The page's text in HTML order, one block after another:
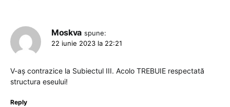
Moskva spune:
22 iunie 2023 la 22:21
V-aș contrazice la Subiectul III. Acolo TREBUIE respectată
structura eseului!
Reply